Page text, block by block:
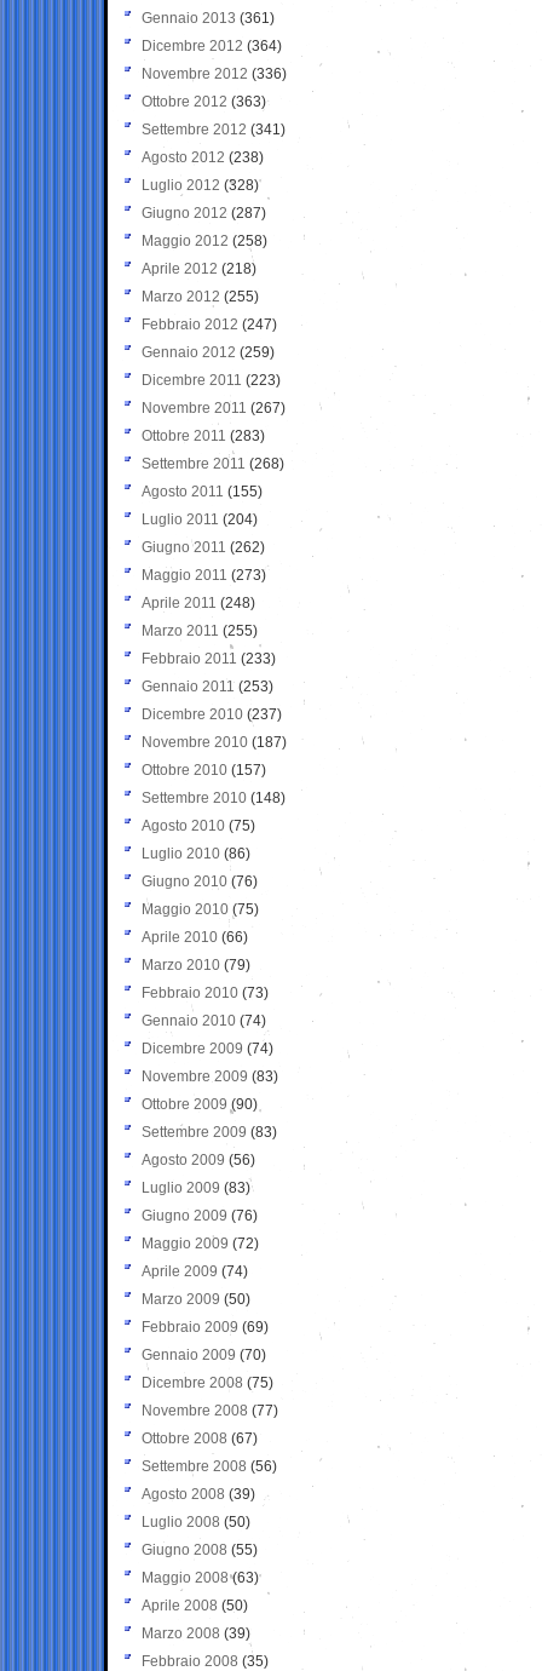
Gennaio 2013 (361)
Dicembre 2012 (364)
Novembre 2012 (336)
Ottobre 2012 (363)
Settembre 2012 (341)
Agosto 2012 (238)
Luglio 2012 (328)
Giugno 2012 (287)
Maggio 2012 (258)
Aprile 2012 (218)
Marzo 2012 (255)
Febbraio 2012 (247)
Gennaio 2012 (259)
Dicembre 2011 (223)
Novembre 2011 (267)
Ottobre 2011 (283)
Settembre 2011 (268)
Agosto 2011 (155)
Luglio 2011 (204)
Giugno 2011 (262)
Maggio 2011 (273)
Aprile 2011 (248)
Marzo 2011 (255)
Febbraio 2011 (233)
Gennaio 2011 (253)
Dicembre 2010 (237)
Novembre 2010 (187)
Ottobre 2010 (157)
Settembre 2010 (148)
Agosto 2010 (75)
Luglio 2010 (86)
Giugno 2010 (76)
Maggio 2010 (75)
Aprile 2010 (66)
Marzo 2010 (79)
Febbraio 2010 (73)
Gennaio 2010 (74)
Dicembre 2009 (74)
Novembre 2009 (83)
Ottobre 2009 (90)
Settembre 2009 (83)
Agosto 2009 (56)
Luglio 2009 (83)
Giugno 2009 (76)
Maggio 2009 (72)
Aprile 2009 (74)
Marzo 2009 (50)
Febbraio 2009 (69)
Gennaio 2009 (70)
Dicembre 2008 (75)
Novembre 2008 (77)
Ottobre 2008 (67)
Settembre 2008 (56)
Agosto 2008 (39)
Luglio 2008 (50)
Giugno 2008 (55)
Maggio 2008(63)
Aprile 2008 (50)
Marzo 2008 (39)
Febbraio 2008 (35)